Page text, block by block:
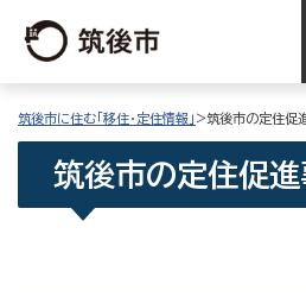
筑後市に住む「移住・定住情報」 >筑後市の定住促
筑後市の定住促進